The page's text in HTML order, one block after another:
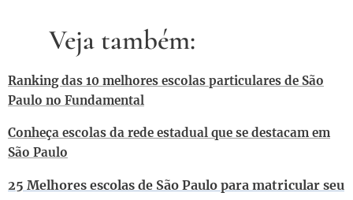
👉 Veja também:
Ranking das 10 melhores escolas particulares de São
Paulo no Fundamental
Conheça escolas da rede estadual que se destacam em
São Paulo
25 Melhores escolas de São Paulo para matricular seu